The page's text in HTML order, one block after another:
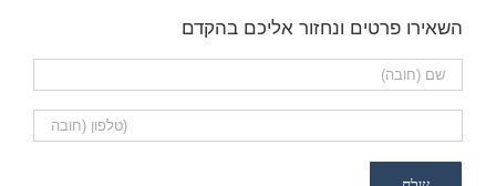
השאירו פרטים ונחזור אליכם בהקדם